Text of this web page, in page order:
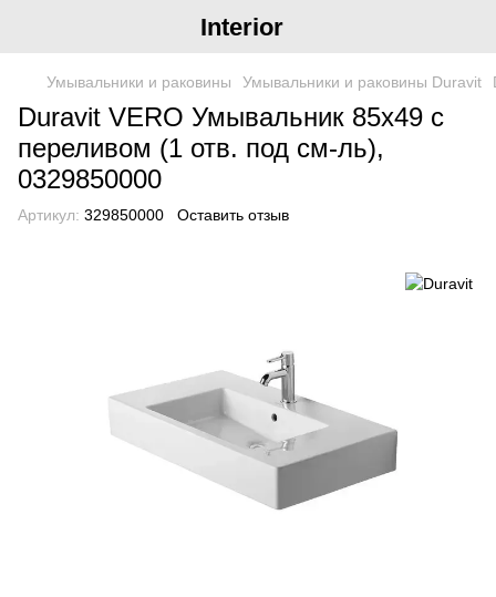
Interior
Умывальники и раковины Умывальники и раковины Duravit
Duravit VERO Умывальник 85х49 с
переливом (1 отв. под см-ль),
0329850000
Артикул: 329850000 Оставить отзыв